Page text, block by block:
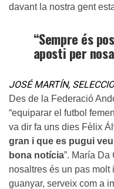
davant la nostra gent
“Sempre és
aposti per
JOSÉ MARTÍN,
Des de la Federació
“equiparar el futbol
va dir fa uns dies Fèlix
gran i que es pugui
bona notícia”. María Da
nosaltres és un pas molt
guanyar, serveix com a